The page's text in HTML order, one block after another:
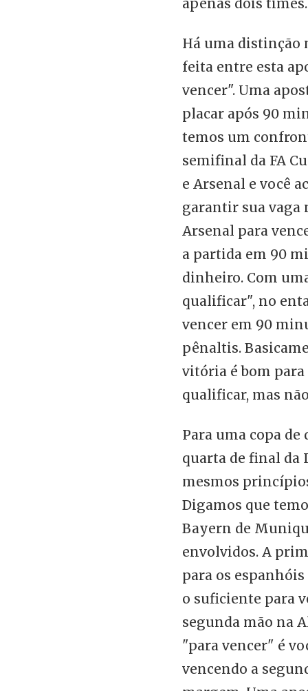
Há uma
feita entre esta
vencer". Uma
placar após 90
temos um
semifinal da FA
e Arsenal e você
garantir sua vaga
Arsenal para
a partida em 90
dinheiro. Com
qualificar", no
vencer em 90
pênaltis.
vitória é bom para
qualificar, mas
Para uma copa de
quarta de final da
mesmos
Digamos que
Bayern de
envolvidos. A
para os espanhóis
o suficiente para
segunda mão na
"para vencer" é
vencendo a